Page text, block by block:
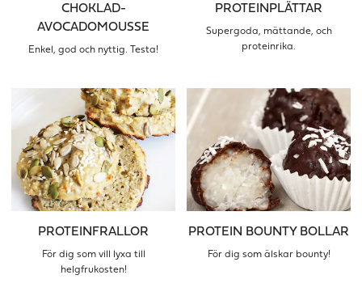
CHOKLAD-
AVOCADOMOUSSE
Enkel, god och nyttig. Testa!
PROTEINPLÄTTAR
Supergoda, mättande, och
proteinrika.
PROTEINFRALLOR
För dig som vill lyxa till
helgfrukosten!
PROTEIN BOUNTY BOLLAR
För dig som älskar bounty!